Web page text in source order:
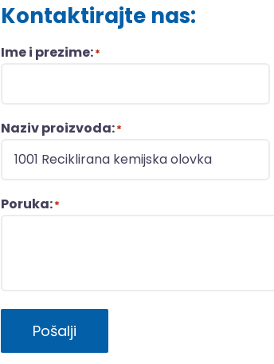
Kontaktirajte nas:
Ime i prezime:*
Naziv proizvoda:*
Poruka:*
Pošalji